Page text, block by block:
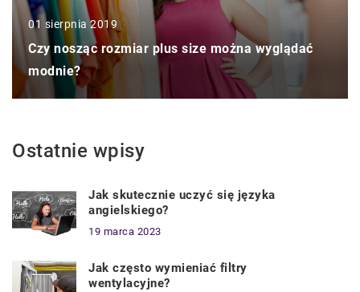
01 sierpnia 2019
Czy nosząc rozmiar plus size można wyglądać
modnie?
Ostatnie wpisy
Jak skutecznie uczyć się języka
angielskiego?
19 marca 2023
Jak często wymieniać filtry
wentylacyjne?